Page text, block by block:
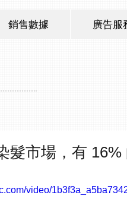
銷售數據 廣告服
髮市場，有
video/